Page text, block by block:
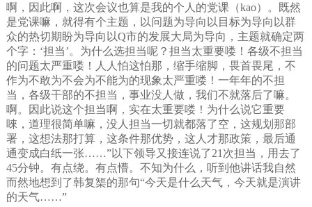
啊，因此啊，这次会议也算是我的个人的党课（kao）。既然
是党课嘛，就得有个主题，以问题为导向以目标为导向以群
众的热切期盼为导向以Q市的发展大局为导向，主题就确定两
个字：‘担当’。为什么选担当呢？担当太重要喽！各级不担当
的问题太严重喽！人人怕这怕那，缩手缩脚，畏首畏尾，不
作为不敢为不会为不能为的现象太严重喽！一年年的不担
当，各级干部的不担当，事业没人做，我们不就落后了嘛。
啊。因此说这个担当啊，实在太重要喽！为什么说它重要
唻，道理很简单嘛，没人担当一切就都落了空，这规划那部
署，这想法那打算，这条件那优势，这人才那政策，最后通
通变成白纸一张……”以下领导又接连说了21次担当，用去了
45分钟。有点绕。有点懵。不知为什么，听到他讲话我自然
而然地想到了韩复榘的那句“今天是什么天气，今天就是演讲
的天气……”